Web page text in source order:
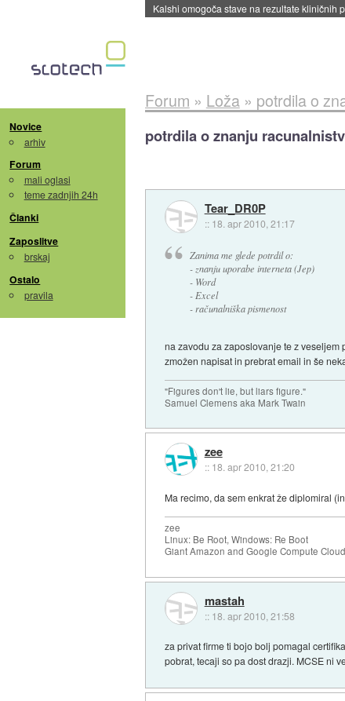
Kalshi omogoča stave na rezultate kliničnih
Novice
arhiv
Forum
mali oglasi
teme zadnjih 24h
Članki
Zaposlitve
brskaj
Ostalo
pravila
Forum » Loža» potrdila o
potrdila o znanju
Tear_DR0P
:: 18. apr 2010, 21:17
Zanima me glede potrdil o:
- znanju uporabe interneta (Jep)
- Word
- Excel
- računalniška pismenost
na zavodu za zaposlovanje te z
zmožen napisat in prebrat email in še
"Figures don't lie, but liars figure."
Samuel Clemens aka Mark Twain
zee
:: 18. apr 2010, 21:20
Ma recimo, da sem enkrat že diplomiral
zee
Linux: Be Root, Windows: Re Boot
Giant Amazon and Google Compute
mastah
:: 18. apr 2010, 21:58
za privat firme ti bojo bolj pomagal
pobrat, tecaji so pa dost drazji. MCSE ni